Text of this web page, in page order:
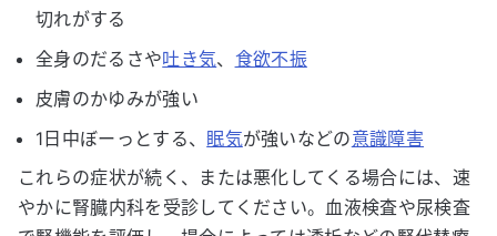
切れがする
全身のだるさや吐き気、 食欲不振
皮膚のかゆみが強い
1日中ぼーっとする、 眠気が強いなどの意識障害
これらの症状が続く、または悪化してくる場合には、速
やかに腎臓内科を受診してください。血液検査や尿検査